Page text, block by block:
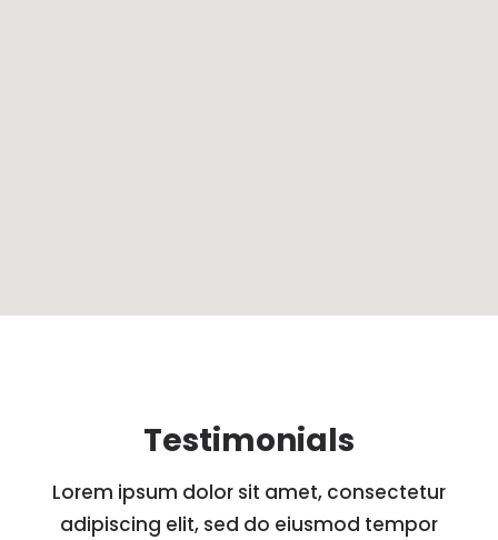
Testimonials
Lorem ipsum dolor sit amet, consectetur
adipiscing elit, sed do eiusmod tempor